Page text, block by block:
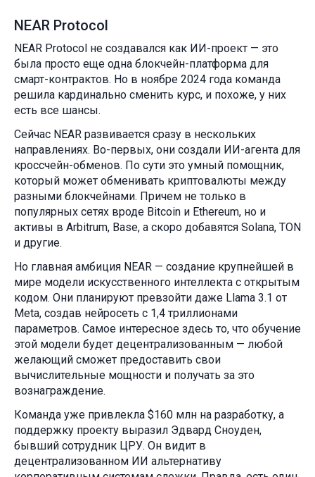
NEAR Protocol
NEAR Protocol не создавался как ИИ-проект — это
была просто еще одна блокчейн-платформа для
смарт-контрактов. Но в ноябре 2024 года команда
решила кардинально сменить курс, и похоже, у них
есть все шансы.
Сейчас NEAR развивается сразу в нескольких
направлениях. Во-первых, они создали ИИ-агента для
кроссчейн-обменов. По сути это умный помощник,
который может обменивать криптовалюты между
разными блокчейнами. Причем не только в
популярных сетях вроде Bitcoin и Ethereum, но и
активы в Arbitrum, Base, а скоро добавятся Solana, TON
и другие.
Но главная амбиция NEAR — создание крупнейшей в
мире модели искусственного интеллекта с открытым
кодом. Они планируют превзойти даже Llama 3.1 от
Meta, создав нейросеть с 1,4 триллионами
параметров. Самое интересное здесь то, что обучение
этой модели будет децентрализованным — любой
желающий сможет предоставить свои
вычислительные мощности и получать за это
вознаграждение.
Команда уже привлекла $160 млн на разработку, а
поддержку проекту выразил Эдвард Сноуден,
бывший сотрудник ЦРУ. Он видит в
децентрализованном ИИ альтернативу